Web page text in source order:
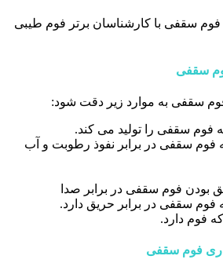
فوم سقفی با کارشناسان برتر فوم طیبی
سقفی
سقفی به موارد زیر دقت شود:
فوم سقفی را تولید می کند.
فوم سقفی در برابر نفوذ رطوبت و آب
بودن فوم سقفی در برابر صدا
فوم سقفی در برابر حریق دارد.
فوم دارد.
فوم سقفی